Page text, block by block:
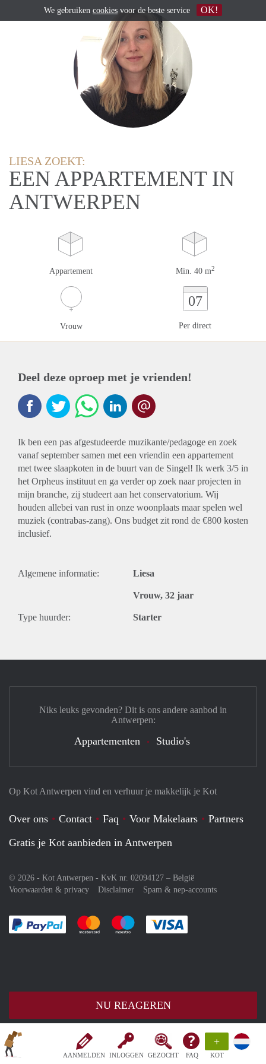
AANMELDEN INLOGGEN GEZOCHT FAQ
+
KOT
LIESA ZOEKT:
EEN APPARTEMENT IN
ANTWERPEN
Appartement Min. 40 m2
Vrouw
07
Per direct
Deel deze oproep met je vrienden!
Ik ben een pas afgestudeerde muzikante/pedagoge en zoek
vanaf september samen met een vriendin een appartement
met twee slaapkoten in de buurt van de Singel! Ik werk 3/5 in
het Orpheus instituut en ga verder op zoek naar projecten in
mijn branche, zij studeert aan het conservatorium. Wij
houden allebei van rust in onze woonplaats maar spelen wel
muziek (contrabas-zang). Ons budget zit rond de €800 kosten
inclusief.
Algemene informatie: Liesa
Vrouw, 32 jaar
Type huurder: Starter
NU REAGEREN
Op Kot Antwerpen vind en verhuur je makkelijk je Kot
Over ons Contact Faq Voor Makelaars
Partners
Gratis je Kot aanbieden in Antwerpen
© 2026 - Kot Antwerpen - KvK nr. 02094127 – België
Voorwaarden & privacy
Disclaimer Spam & nep-accounts
Je rekent gemakkelijk af met Paypal
Je rekent gemakkelijk af met Mastercard
Je rekent gemakkelijk af met Meastro
Niks leuks gevonden? Dit is ons andere aanbod in
Antwerpen:
Appartementen Studio's
We gebruiken cookies voor de beste service OK!